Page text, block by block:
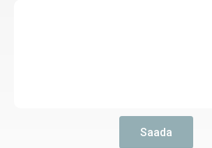
Saada